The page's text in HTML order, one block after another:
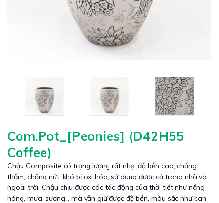
Com.Pot_[Peonies] (D42H55
Coffee)
Chậu Composite có trọng lượng rất nhẹ, độ bền cao, chống
thấm, chống nứt, khó bị oxi hóa; sử dụng được cả trong nhà và
ngoài trời. Chậu chịu được các tác động của thời tiết như nắng
nóng, mưa, sương,.. mà vẫn giữ được độ bền, màu sắc như ban